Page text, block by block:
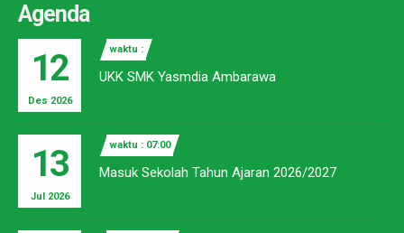
Agenda
12
Des 2026
waktu :
UKK SMK Yasmdia Ambarawa
13
Jul 2026
waktu : 07:00
Masuk Sekolah Tahun Ajaran 2026/2027